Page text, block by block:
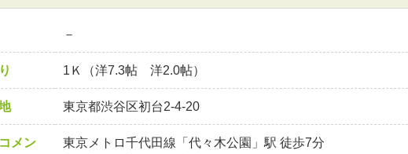
－
1Ｋ（洋7.3帖 洋2.0帖）
東京都渋谷区初台2-4-20
メン
東京メトロ千代田線「代々木公園」駅 徒歩7分